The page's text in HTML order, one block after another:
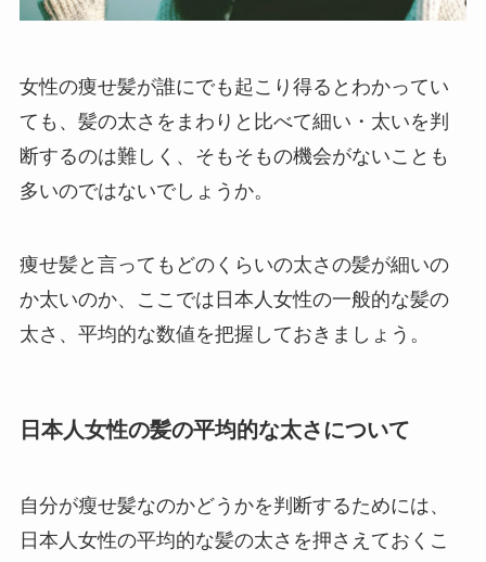
女性の痩せ髪が誰にでも起こり得るとわかってい
ても、髪の太さをまわりと比べて細い・太いを判
断するのは難しく、そもそもの機会がないことも
多いのではないでしょうか。
痩せ髪と言ってもどのくらいの太さの髪が細いの
か太いのか、ここでは日本人女性の一般的な髪の
太さ、平均的な数値を把握しておきましょう。
日本人女性の髪の平均的な太さについて
自分が瘦せ髪なのかどうかを判断するためには、
日本人女性の平均的な髪の太さを押さえておくこ